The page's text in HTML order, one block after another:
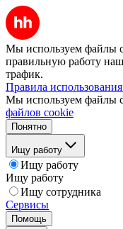
Мы используем файлы
правильную работу
трафик.
Правила
Мы используем файлы
файлов cookie
Понятно
Ищу работу
Ищу работу
Ищу работу
Ищу сотрудника
Сервисы
Помощь